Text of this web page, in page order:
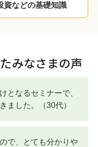
資などの基礎知識
みなさまの声
となるセミナーで、
ました。（30代）
で、とても分かりや